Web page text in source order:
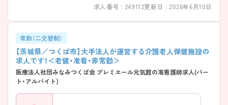
求人番号 : 249112更新日 : 2026年6月10日
常勤（二交替制）
【茨城県／つくば市】大手法人が運営する介護老人保健施設の
求人です！＜老健・准看・非常勤＞
医療法人社団みなみつくば会 プレミエール元気館の准看護師求人(パー
ト・アルバイト)